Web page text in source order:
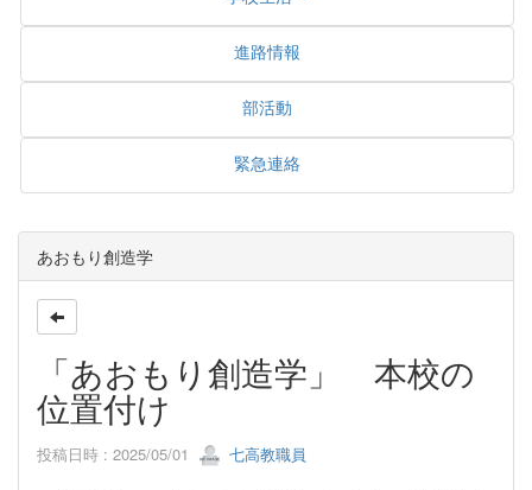
進路情報
部活動
緊急連絡
あおもり創造学
「あおもり創造学」 本校の
位置付け
投稿日時 : 2025/05/01 七高教職員